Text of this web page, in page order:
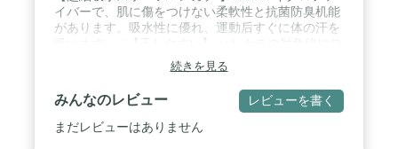
イバーで、肌に傷をつけない柔軟性と抗菌防臭机能
があります。吸水性に優れ、運動后すぐに体の汗を
ゴの紐がついていて、乾かしやすい / 【精巧でコン
パクトである】スポーツタオルとしても、ハンカチ
としても持ち歩ける正方形のデザインで、折りたた
んでカバンやスポーツバッグにぶら下げられるミニ
ハングバックがついています / 【使いやすい】学生
続きを見る
みんなのレビュー レビューを書く
まだレビューはありません